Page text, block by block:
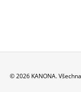
© 2026 KANONA.